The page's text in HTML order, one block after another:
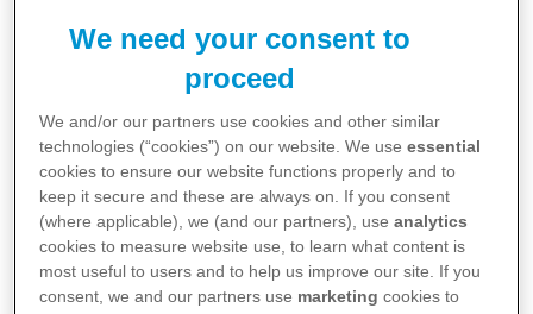
Pfizer Türkiye’ye 19 yıl önce katılan Berfu
Yazıyurt, Global Yerleşik Portföy (Global
Established Products) Doğu Avrupa Bölge
We need your consent to
proceed
We and/or our partners use cookies and other similar
technologies (“cookies”) on our website. We useessential
cookies to ensure our website functions properly and to
keep it secure and these are always on. If you consent
(where applicable), we (and our partners), useanalytics
cookies to measure website use, to learn what content is
most useful to users and to help us improve our site. If you
consent, we and our partners use marketing cookies to